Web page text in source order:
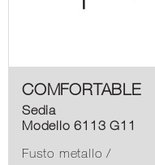
COMFORTABLE
Sedia
Modello 6113 G11
Fusto metallo /